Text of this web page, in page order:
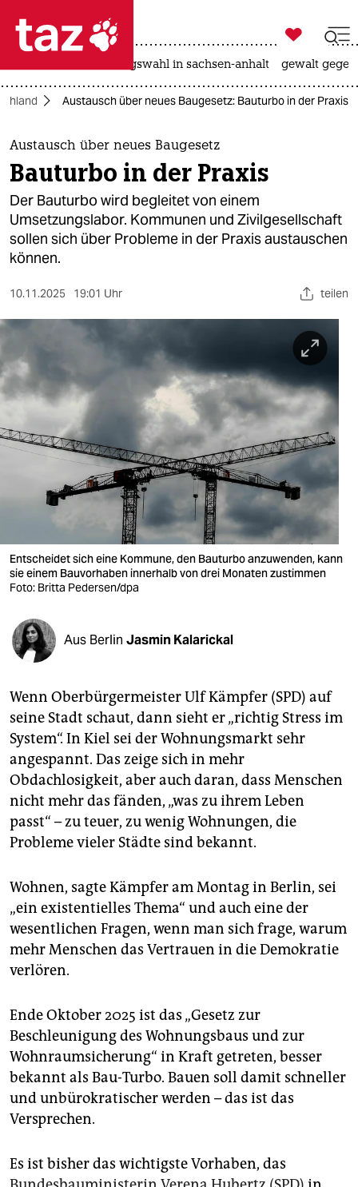
 taz zahl ich
taz zahl ich
themen
politik
öko
gesellschaft
kultur
sport
berlin
nord
wahrheit
veranstaltungen
shop
fragen & hilfe
unterstützen
abo
genossenschaft
epaper login

taz zahl ich
landtagswahl in sachsen-anhalt gewalt
Austausch über neues Baugesetz: Bauturbo in der Praxis
Austausch über neues Baugesetz
Bauturbo in der Praxis
Der Bauturbo wird begleitet von einem
Umsetzungslabor. Kommunen und Zivilgesellschaft
sollen sich über Probleme in der Praxis austauschen
können.
10.11.2025 19:01 Uhr teilen
Entscheidet sich eine Kommune, den Bauturbo anzuwenden, kann
sie einem Bauvorhaben innerhalb von drei Monaten zustimmen
Foto: Britta Pedersen/dpa
Aus Berlin Jasmin Kalarickal
Wenn Oberbürgermeister Ulf Kämpfer (SPD) auf
seine Stadt schaut, dann sieht er „richtig Stress im
System“. In Kiel sei der Wohnungsmarkt sehr
angespannt. Das zeige sich in mehr
Obdachlosigkeit, aber auch daran, dass Menschen
nicht mehr das fänden, „was zu ihrem Leben
passt“ – zu teuer, zu wenig Wohnungen, die
Probleme vieler Städte sind bekannt.
Wohnen, sagte Kämpfer am Montag in Berlin, sei
„ein existentielles Thema“ und auch eine der
wesentlichen Fragen, wenn man sich frage, warum
mehr Menschen das Vertrauen in die Demokratie
verlören.
Ende Oktober 2025 ist das „Gesetz zur
Beschleunigung des Wohnungsbaus und zur
Wohnraumsicherung“ in Kraft getreten, besser
bekannt als Bau-Turbo. Bauen soll damit schneller
und unbürokratischer werden – das ist das
Versprechen.
Es ist bisher das wichtigste Vorhaben, das